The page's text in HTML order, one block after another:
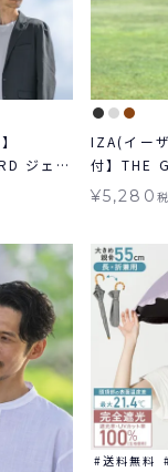
ジェン
傘 長傘
IZA(イー
付】THE
ェントル
¥5,280
送料無料